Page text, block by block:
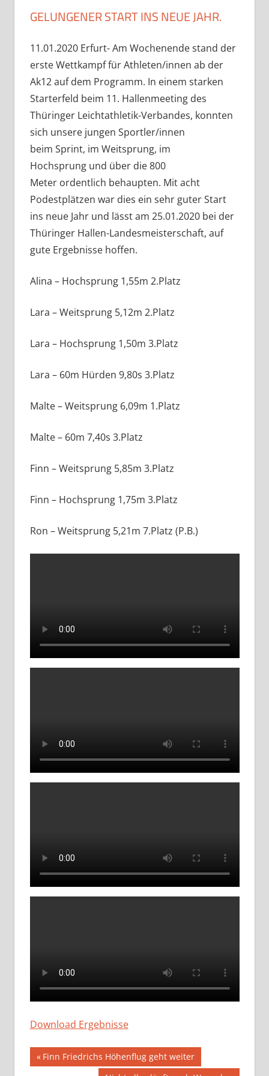
GELUNGENER START INS NEUE JAHR.
11.01.2020 Erfurt- Am Wochenende stand der
erste Wettkampf für Athleten/innen ab der
Ak12 auf dem Programm. In einem starken
Starterfeld beim 11. Hallenmeeting des
Thüringer Leichtathletik-Verbandes, konnten
sich unsere jungen Sportler/innen
beim Sprint, im Weitsprung, im
Hochsprung und über die 800
Meter ordentlich behaupten. Mit acht
Podestplätzen war dies ein sehr guter Start
ins neue Jahr und lässt am 25.01.2020 bei der
Thüringer Hallen-Landesmeisterschaft, auf
gute Ergebnisse hoffen.
Alina – Hochsprung 1,55m 2.Platz
Lara – Weitsprung 5,12m 2.Platz
Lara – Hochsprung 1,50m 3.Platz
Lara – 60m Hürden 9,80s 3.Platz
Malte – Weitsprung 6,09m 1.Platz
Malte – 60m 7,40s 3.Platz
Finn – Weitsprung 5,85m 3.Platz
Finn – Hochsprung 1,75m 3.Platz
Ron – Weitsprung 5,21m 7.Platz (P.B.)
Download Ergebnisse
Beitragsnavigation
Vorheriger
Beitrag:
Finn Friedrichs Höhenflug geht weiter